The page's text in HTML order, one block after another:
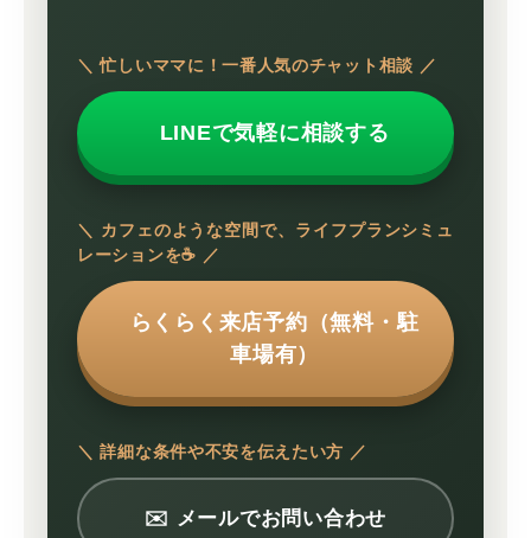
＼ 忙しいママに！一番人気のチャット相談 ／
LINEで気軽に相談する
＼ カフェのような空間で、ライフプランシミュ
レーションを☕️ ／
らくらく来店予約（無料・駐
車場有）
＼ 詳細な条件や不安を伝えたい方 ／
✉️ メールでお問い合わせ